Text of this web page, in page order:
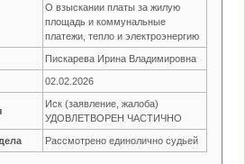
О взыскании платы за жилую
площадь и коммунальные
платежи, тепло и электроэнергию
Пискарева Ирина Владимировна
02.02.2026
Иск (заявление, жалоба)
УДОВЛЕТВОРЕН ЧАСТИЧНО
Рассмотрено единолично судьей